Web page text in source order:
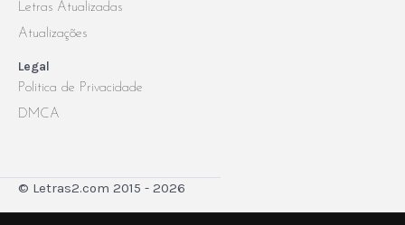
Letras Atualizadas
Atualizações
Legal
Politica de Privacidade
DMCA
© Letras2.com 2015 - 2026